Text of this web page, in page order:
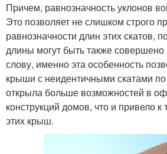
Причем, равнозначность уклонов
Это позволяет не слишком строго
равнозначности длин этих скатов,
длины могут быть также
слову, именно эта особенность
крыши с неидентичными скатами
открыла больше возможностей в
конструкций домов, что и привело к
этих крыш.